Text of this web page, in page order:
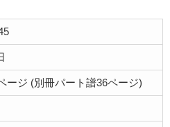
ージ (別冊パート譜36ページ)